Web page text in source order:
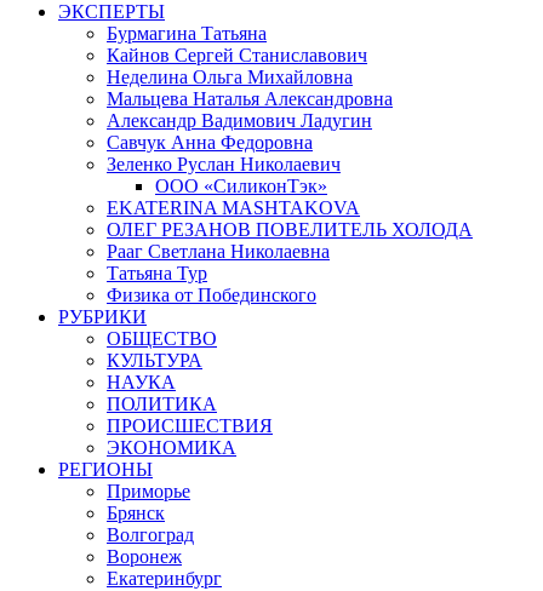
ЭКСПЕРТЫ
Бурмагина Татьяна
Кайнов Сергей Станиславович
Неделина Ольга Михайловна
Мальцева Наталья Александровна
Александр Вадимович Ладугин
Савчук Анна Федоровна
Зеленко Руслан Николаевич
ООО «СиликонТэк»
EKATERINA MASHTAKOVA
ОЛЕГ РЕЗАНОВ ПОВЕЛИТЕЛЬ ХОЛОДА
Рааг Светлана Николаевна
Татьяна Тур
Физика от Побединского
РУБРИКИ
ОБЩЕСТВО
КУЛЬТУРА
НАУКА
ПОЛИТИКА
ПРОИСШЕСТВИЯ
ЭКОНОМИКА
РЕГИОНЫ
Приморье
Брянск
Волгоград
Воронеж
Екатеринбург